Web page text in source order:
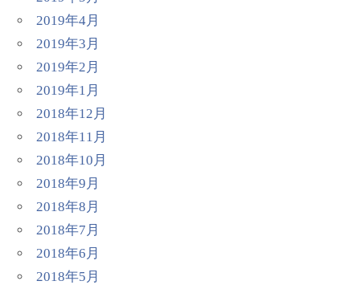
2019年4月
2019年3月
2019年2月
2019年1月
2018年12月
2018年11月
2018年10月
2018年9月
2018年8月
2018年7月
2018年6月
2018年5月